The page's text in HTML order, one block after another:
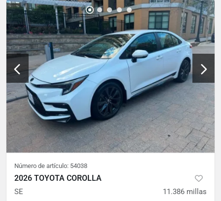
Número de artículo: 54038
2026 TOYOTA COROLLA
SE 11.386 millas